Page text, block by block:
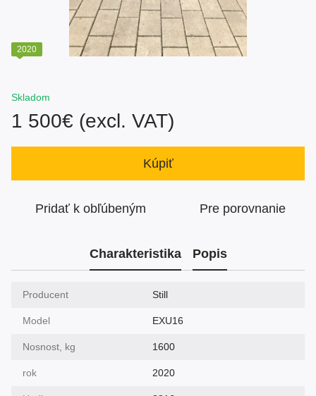
2020
Skladom
1 500€ (excl. VAT)
Kúpiť
Pridať k obľúbeným Pre porovnanie
Charakteristika Popis
Producent Still
Model EXU16
Nosnost, kg 1600
rok 2020